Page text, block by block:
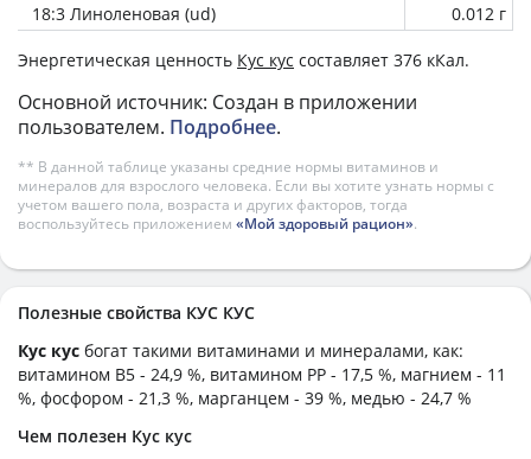
18:3 Линоленовая (ud)
0.012 г
Энергетическая ценность Кус кус составляет 376 кКал.
Основной источник: Создан в приложении
пользователем. Подробнее.
** В данной таблице указаны средние нормы витаминов и
минералов для взрослого человека. Если вы хотите узнать нормы с
учетом вашего пола, возраста и других факторов, тогда
воспользуйтесь приложением «Мой здоровый рацион».
Полезные свойства КУС КУС
Кус кус богат такими витаминами и минералами, как:
витамином B5 - 24,9 %, витамином PP - 17,5 %, магнием - 11
%, фосфором - 21,3 %, марганцем - 39 %, медью - 24,7 %
Чем полезен Кус кус